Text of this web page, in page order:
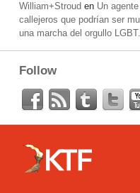
William+Stroud en Un
callejeros que podrían ser
una marcha del orgullo LGBT.
Follow